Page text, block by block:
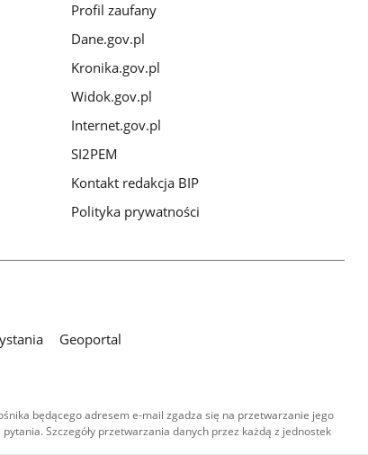
Profil zaufany
Dane.gov.pl
Kronika.gov.pl
Widok.gov.pl
Internet.gov.pl
SI2PEM
Kontakt redakcja BIP
Polityka prywatności
Geoportal
będącego adresem e-mail zgadza się na przetwarzanie jego
Szczegóły przetwarzania danych przez każdą z jednostek